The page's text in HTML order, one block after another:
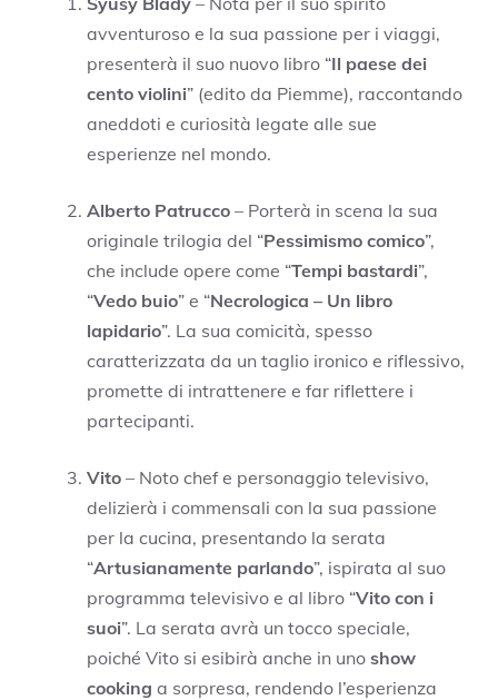
avventuroso e la sua passione per i viaggi,
presenterà il suo nuovo libro “Il paese dei
cento violini” (edito da Piemme), raccontando
aneddoti e curiosità legate alle sue
esperienze nel mondo.
Alberto Patrucco – Porterà in scena la sua
originale trilogia del “Pessimismo comico”,
che include opere come “Tempi bastardi”,
“Vedo buio” e “Necrologica – Un libro
lapidario”. La sua comicità, spesso
caratterizzata da un taglio ironico e riflessivo,
promette di intrattenere e far riflettere i
partecipanti.
Vito – Noto chef e personaggio televisivo,
delizierà i commensali con la sua passione
per la cucina, presentando la serata
“Artusianamente parlando”, ispirata al suo
programma televisivo e al libro “Vito con i
suoi”. La serata avrà un tocco speciale,
poiché Vito si esibirà anche in uno show
cooking a sorpresa, rendendo l’esperienza